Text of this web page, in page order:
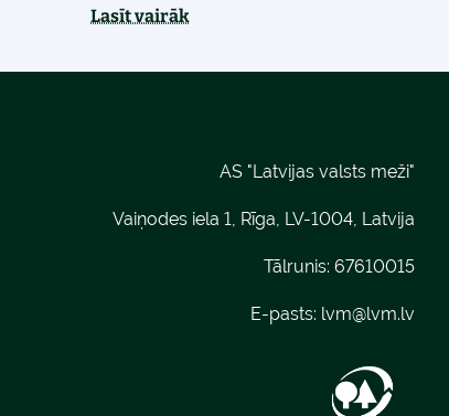
Lasīt vairāk
AS "Latvijas valsts meži"
Vaiņodes iela 1, Rīga, LV-1004, Latvija
Tālrunis: 67610015
E-pasts: lvm@lvm.lv